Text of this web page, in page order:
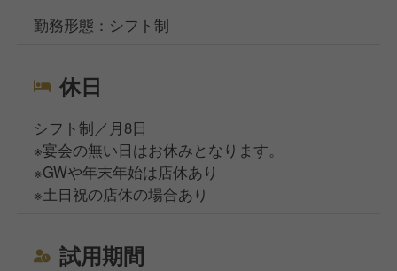
勤務形態：シフト制
休日
シフト制／月8日
※宴会の無い日はお休みとなります。
※GWや年末年始は店休あり
※土日祝の店休の場合あり
試用期間